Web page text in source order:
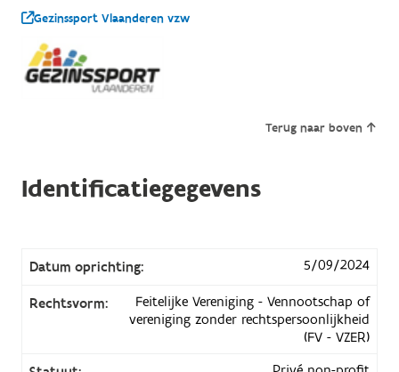
Gezinssport Vlaanderen vzw
Terug naar boven
Identificatiegegevens
Datum oprichting: 5/09/2024
Rechtsvorm:
Feitelijke Vereniging - Vennootschap of
vereniging zonder rechtspersoonlijkheid
(FV - VZER)